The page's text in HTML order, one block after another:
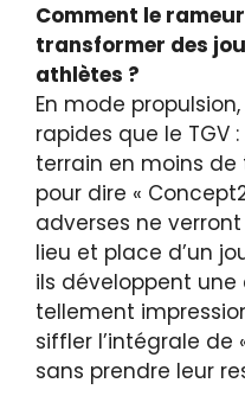
Comment le
transformer des
athlètes ?
En mode
rapides que le TGV
terrain en moins de
pour dire «
adverses ne
lieu et place d’un
ils développent
tellement
siffler l’intégrale de
sans prendre leur